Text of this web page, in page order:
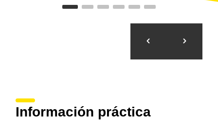
Información práctica